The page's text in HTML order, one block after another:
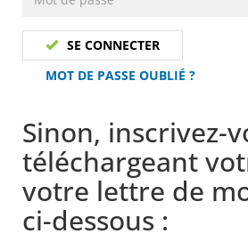
SE CONNECTER
MOT DE PASSE OUBLIÉ ?
Sinon, inscrivez-
téléchargeant
votre lettre de
ci-dessous :